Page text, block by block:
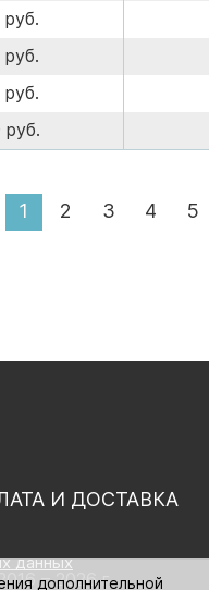
1 2 3 4 5
И ДОСТАВКА
данных
– 2026 г.
дополнительной